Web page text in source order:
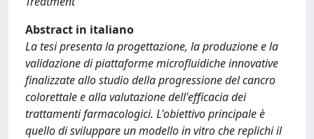
Abstract in italiano
La tesi presenta la progettazione, la produzione e la
validazione di piattaforme microfluidiche innovative
finalizzate allo studio della progressione del cancro
colorettale e alla valutazione dell'efficacia dei
trattamenti farmacologici. L'obiettivo principale è
quello di sviluppare un modello in vitro che replichi il